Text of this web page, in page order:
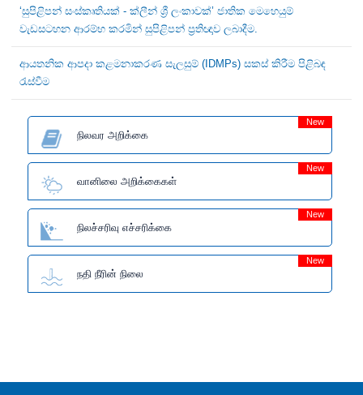
‘සුපිළිපන් සංස්කෘතියක් - ක්ලීන් ශ්‍රී ලංකාවක්’ ජාතික මෙහෙයුම්
වැඩසටහන ආරම්භ කරමින් සුපිළිපන් ප්‍රතිඥාව ලබාදීම.
ආයතනික ආපදා කළමනාකරණ සැලසුම් (IDMPs) සකස් කිරීම පිළිබඳ
රැස්වීම
நிலவர அறிக்கை
New
வானிலை அறிக்கைகள்
New
நிலச்சரிவு எச்சரிக்கை
New
நதி நீரின் நிலை
New